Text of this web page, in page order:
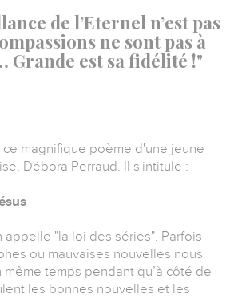
de l’Eternel n’est pas
ne sont pas à
Grande est sa fidélité !"
magnifique poème d'une jeune
Débora Perraud. Il s'intitule :
appelle "la loi des séries". Parfois
ou mauvaises nouvelles nous
temps pendant qu’à côté de
les bonnes nouvelles et les